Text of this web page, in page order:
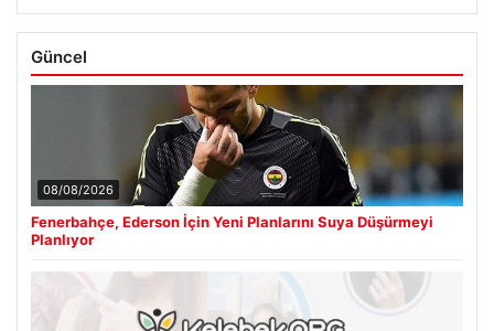
Güncel
08/08/2026
Fenerbahçe, Ederson İçin Yeni Planlarını Suya Düşürmeyi
Planlıyor